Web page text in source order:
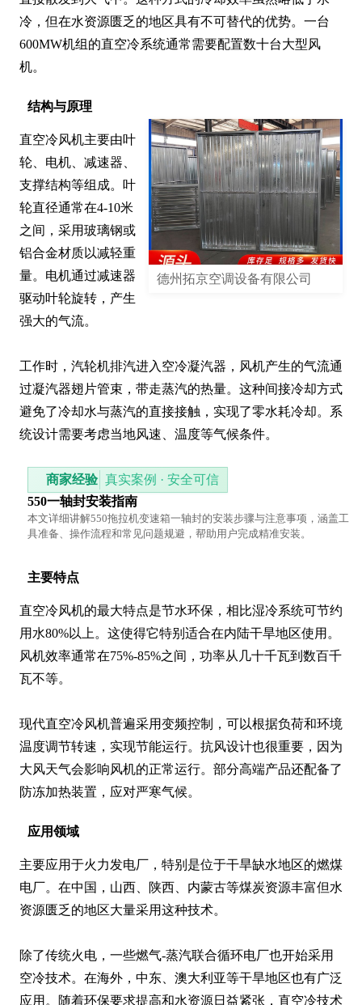
冷，但在水资源匮乏的地区具有不可替代的优势。一台
600MW机组的直空冷系统通常需要配置数十台大型风
机。
结构与原理
德州拓京空调设备有限公司
直空冷风机主要由叶
轮、电机、减速器、
支撑结构等组成。叶
轮直径通常在4-10米
之间，采用玻璃钢或
铝合金材质以减轻重
量。电机通过减速器
驱动叶轮旋转，产生
强大的气流。
工作时，汽轮机排汽进入空冷凝汽器，风机产生的气流通
过凝汽器翅片管束，带走蒸汽的热量。这种间接冷却方式
避免了冷却水与蒸汽的直接接触，实现了零水耗冷却。系
统设计需要考虑当地风速、温度等气候条件。
商家经验 真实案例 · 安全可信
550一轴封安装指南
本文详细讲解550拖拉机变速箱一轴封的安装步骤与注意事项，涵盖工
具准备、操作流程和常见问题规避，帮助用户完成精准安装。
主要特点
直空冷风机的最大特点是节水环保，相比湿冷系统可节约
用水80%以上。这使得它特别适合在内陆干旱地区使用。
风机效率通常在75%-85%之间，功率从几十千瓦到数百千
瓦不等。
现代直空冷风机普遍采用变频控制，可以根据负荷和环境
温度调节转速，实现节能运行。抗风设计也很重要，因为
大风天气会影响风机的正常运行。部分高端产品还配备了
防冻加热装置，应对严寒气候。
应用领域
主要应用于火力发电厂，特别是位于干旱缺水地区的燃煤
电厂。在中国，山西、陕西、内蒙古等煤炭资源丰富但水
资源匮乏的地区大量采用这种技术。
除了传统火电，一些燃气-蒸汽联合循环电厂也开始采用
空冷技术。在海外，中东、澳大利亚等干旱地区也有广泛
应用。随着环保要求提高和水资源日益紧张，直空冷技术